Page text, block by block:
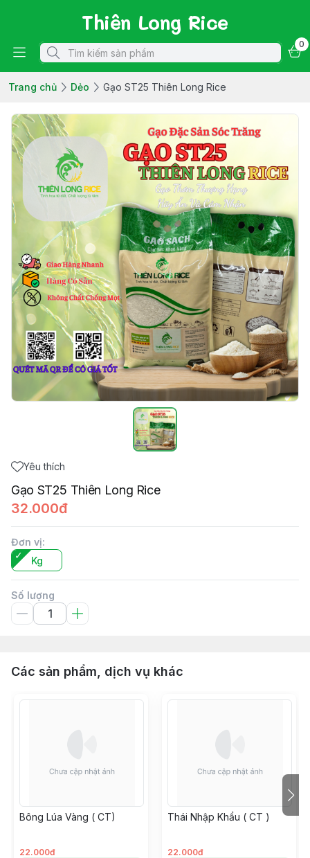
Thiên Long Rice
0
Trang chủ Dẻo Gạo ST25 Thiên Long Rice
Yêu thích
Gạo ST25 Thiên Long Rice
32.000đ
Đơn vị:
Kg
Số lượng
Các sản phẩm, dịch vụ khác
Bông Lúa Vàng ( CT)
22.000đ
Thái Nhập Khẩu ( CT )
22.000đ